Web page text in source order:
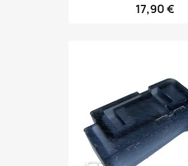
17,90 €